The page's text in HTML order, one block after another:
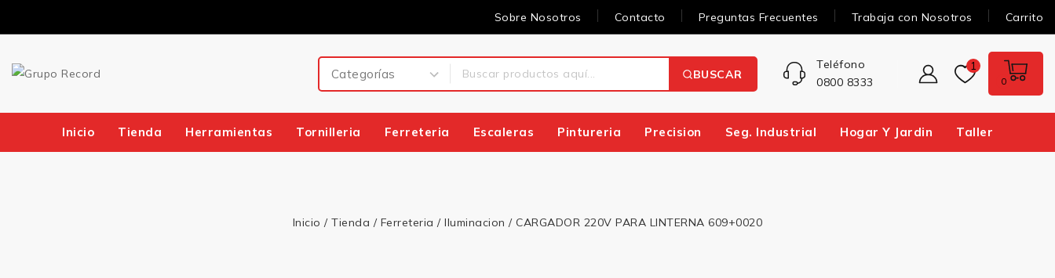
Sobre Nosotros Contacto Preguntas Frecuentes Trabaja con Nosotros Carrito
BUSCAR
Teléfono
0800 8333
1
0
Inicio Tienda Herramientas Tornilleria Ferreteria Escaleras Pintureria Precision Seg. Industrial Hogar Y Jardin Taller
Inicio / Tienda / Ferreteria / Iluminacion / CARGADOR 220V PARA LINTERNA 609+0020